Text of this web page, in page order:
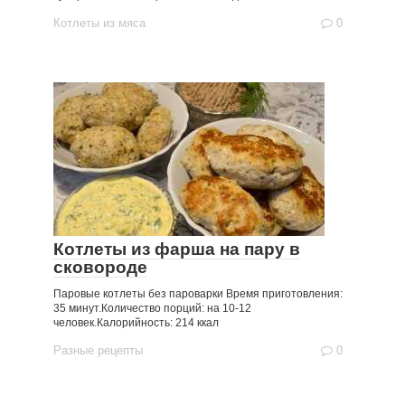
Котлеты из мяса 0
Котлеты из фарша на пару в
сковороде
Паровые котлеты без пароварки Время приготовления:
35 минут.Количество порций: на 10-12
человек.Калорийность: 214 ккал
Разные рецепты 0